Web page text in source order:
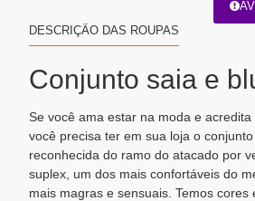
DESCRIÇÃO DAS ROUPAS
Conjunto saia e
Se você ama estar na moda e
você precisa ter em sua loja o
reconhecida do ramo do atacado por
suplex, um dos mais confortáveis do
mais magras e sensuais. Temos